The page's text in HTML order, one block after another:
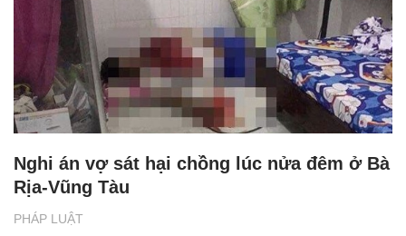
PHÁP LUẬT
Nghi án vợ sát hại chồng lúc nửa đêm ở Bà
Rịa-Vũng Tàu